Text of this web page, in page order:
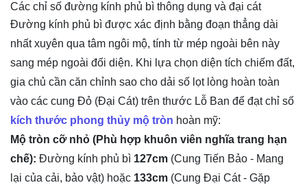
Các chỉ số đường kính phủ bì thông dụng và đại cát
Đường kính phủ bì được xác định bằng đoạn thẳng dài
nhất xuyên qua tâm ngôi mộ, tính từ mép ngoài bên này
sang mép ngoài đối diện. Khi lựa chọn diện tích chiếm đất,
gia chủ cần căn chỉnh sao cho dải số lọt lòng hoàn toàn
vào các cung Đỏ (Đại Cát) trên thước Lỗ Ban để đạt chỉ số
kích thước phong thủy mộ tròn hoàn mỹ:
Mộ tròn cỡ nhỏ (Phù hợp khuôn viên nghĩa trang hạn
chế): Đường kính phủ bì 127cm (Cung Tiến Bảo - Mang
lại của cải, bảo vật) hoặc 133cm (Cung Đại Cát - Gặp